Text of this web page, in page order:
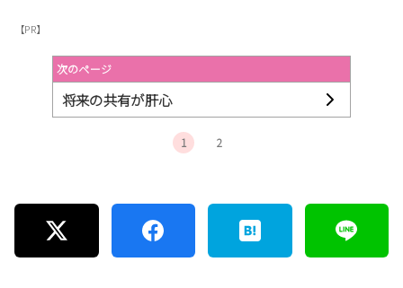
【PR】
次のページ
将来の共有が肝心
1 2